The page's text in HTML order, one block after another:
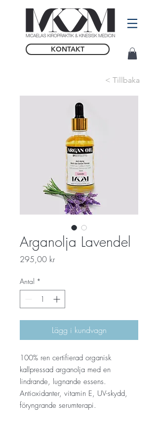
KONTAKT
< Tillbaka
Arganolja Lavendel
295,00 krPris
Antal *
Lägg i kundvagn
100% ren certifierad organisk
kallpressad arganolja med en
lindrande, lugnande essens.
Antioxidanter, vitamin E, UV-skydd,
föryngrande serumterapi.